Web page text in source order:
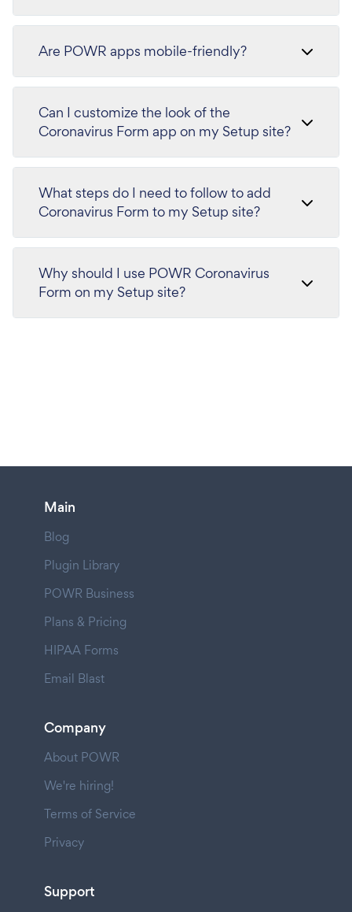
Are POWR apps mobile-friendly?
Can I customize the look of the
Coronavirus Form app on my Setup site?
What steps do I need to follow to add
Coronavirus Form to my Setup site?
Why should I use POWR Coronavirus
Form on my Setup site?
Main
Blog
Plugin Library
POWR Business
Plans & Pricing
HIPAA Forms
Email Blast
Company
About POWR
We're hiring!
Terms of Service
Privacy
Support